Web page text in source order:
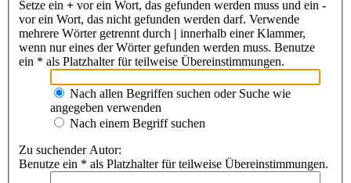
Setze ein + vor ein Wort, das gefunden werden muss und ein -
vor ein Wort, das nicht gefunden werden darf. Verwende
mehrere Wörter getrennt durch | innerhalb einer Klammer,
wenn nur eines der Wörter gefunden werden muss. Benutze
ein * als Platzhalter für teilweise Übereinstimmungen.
Nach allen Begriffen suchen oder Suche wie
angegeben verwenden
Nach einem Begriff suchen
Zu suchender Autor:
Benutze ein * als Platzhalter für teilweise Übereinstimmungen.